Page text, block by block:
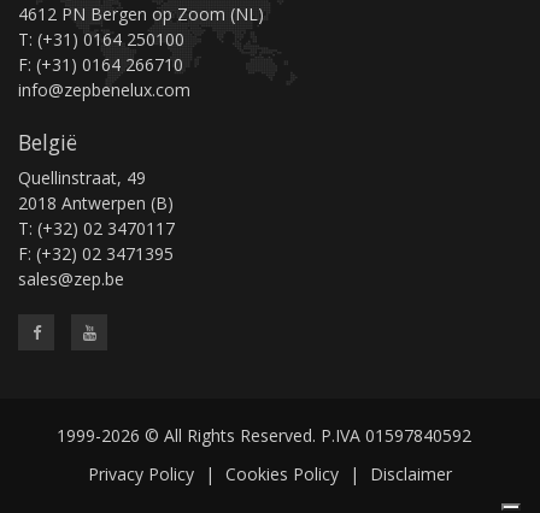
4612 PN Bergen op Zoom (NL)
T: (+31) 0164 250100
F: (+31) 0164 266710
info@zepbenelux.com
België
Quellinstraat, 49
2018 Antwerpen (B)
T: (+32) 02 3470117
F: (+32) 02 3471395
sales@zep.be
1999-2026 © All Rights Reserved. P.IVA 01597840592
Privacy Policy
| Cookies Policy | Disclaimer